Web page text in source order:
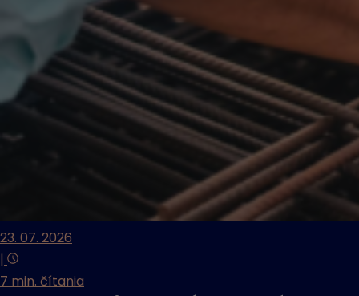
23. 07. 2026
|
7 min. čítania